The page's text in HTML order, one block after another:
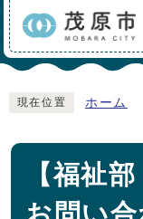
現在位置 ホーム
【福祉